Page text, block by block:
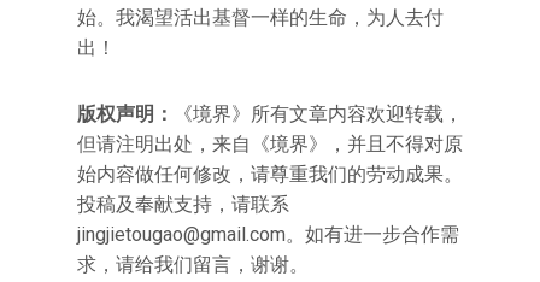
始。我渴望活出基督一样的生命，为人去付
出！
版权声明：
《境界》所有文章内容欢迎转载，
但请注明出处，来自《境界》，并且不得对原
始内容做任何修改，请尊重我们的劳动成果。
投稿及奉献支持，请联系
jingjietougao@gmail.com。如有进一步合作需
求，请给我们留言，谢谢。